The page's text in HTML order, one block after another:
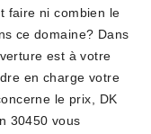
faire ni combien le
ce domaine? Dans
est à votre
en charge votre
le prix, DK
30450 vous